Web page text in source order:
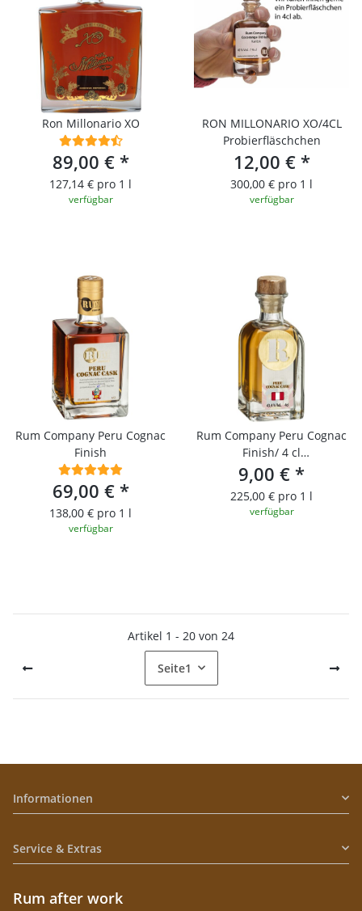
Ron Millonario XO
89,00 € *
127,14 € pro 1 l
verfügbar
RON MILLONARIO XO/4CL
Probierfläschchen
12,00 € *
300,00 € pro 1 l
verfügbar
Rum Company Peru Cognac
Finish
69,00 € *
138,00 € pro 1 l
verfügbar
Rum Company Peru Cognac
Finish/ 4 cl
Probierfläschchen
9,00 € *
225,00 € pro 1 l
verfügbar
Artikel 1 - 20 von 24
Seite1
Informationen
Service & Extras
Rum after work